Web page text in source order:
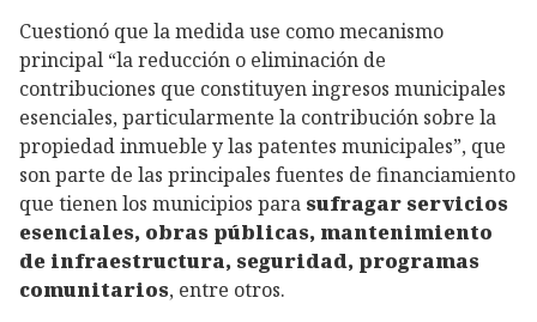
Cuestionó que la medida use como mecanismo
principal “la reducción o eliminación de
contribuciones que constituyen ingresos municipales
esenciales, particularmente la contribución sobre la
propiedad inmueble y las patentes municipales”, que
son parte de las principales fuentes de financiamiento
que tienen los municipios para sufragar servicios
esenciales, obras públicas, mantenimiento
de infraestructura, seguridad, programas
comunitarios, entre otros.